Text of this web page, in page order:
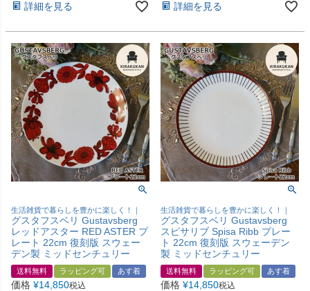
詳細を見る 詳細を見る
生活雑貨で暮らしを豊かに楽しく！｜
グスタフスベリ Gustavsberg
レッドアスター RED ASTER プ
レート 22cm 復刻版 スウェー
デン製 ミッドセンチュリー
送料無料 ラッピング可 あす着
価格 ¥14,850税込
生活雑貨で暮らしを豊かに楽しく！｜
グスタフスベリ Gustavsberg
スピサリブ Spisa Ribb プレー
ト 22cm 復刻版 スウェーデン
製 ミッドセンチュリー
送料無料 ラッピング可 あす着
価格 ¥14,850税込